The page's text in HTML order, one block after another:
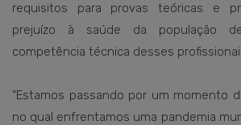
requisitos para provas teóricas e
prejuízo à saúde da população
competência técnica desses
“Estamos passando por um momento
no qual enfrentamos uma pandemia